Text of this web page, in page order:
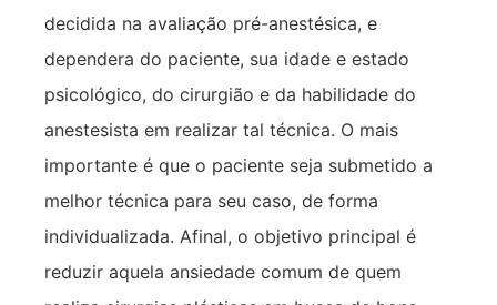
decidida na avaliação pré-anestésica, e
dependera do paciente, sua idade e estado
psicológico, do cirurgião e da habilidade do
anestesista em realizar tal técnica. O mais
importante é que o paciente seja submetido a
melhor técnica para seu caso, de forma
individualizada. Afinal, o objetivo principal é
reduzir aquela ansiedade comum de quem